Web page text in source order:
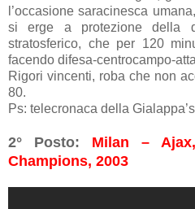
l’occasione saracinesca
si erge a protezione della
stratosferico, che per 120
facendo difesa-centrocampo-
Rigori vincenti, roba che non
80.
Ps: telecronaca della
2° Posto: Milan –
Champions, 2003